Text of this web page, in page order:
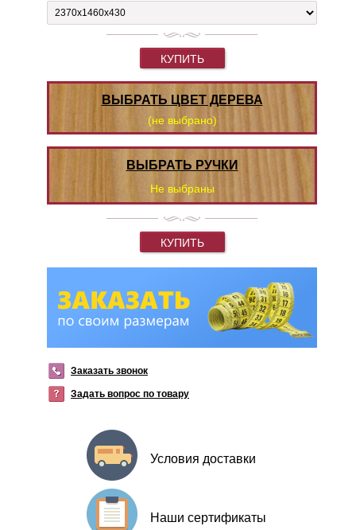
КУПИТЬ
ВЫБРАТЬ ЦВЕТ ДЕРЕВА
(не выбрано)
ВЫБРАТЬ РУЧКИ
Не выбраны
КУПИТЬ
Заказать звонок
Задать вопрос по товару
Условия доставки
Наши сертификаты